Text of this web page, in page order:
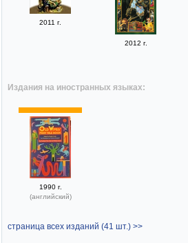
2011 г.
2012 г.
Издания на иностранных языках:
1990 г.
(английский)
страница всех изданий (41 шт.) >>